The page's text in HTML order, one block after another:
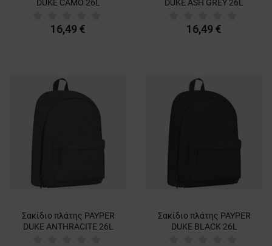
DUKE CAMO 26L
16,49 €
DUKE ASH GREY 26L
16,49 €
Σακίδιο πλάτης PAYPER
DUKE ANTHRACITE 26L
Σακίδιο πλάτης PAYPER
DUKE BLACK 26L